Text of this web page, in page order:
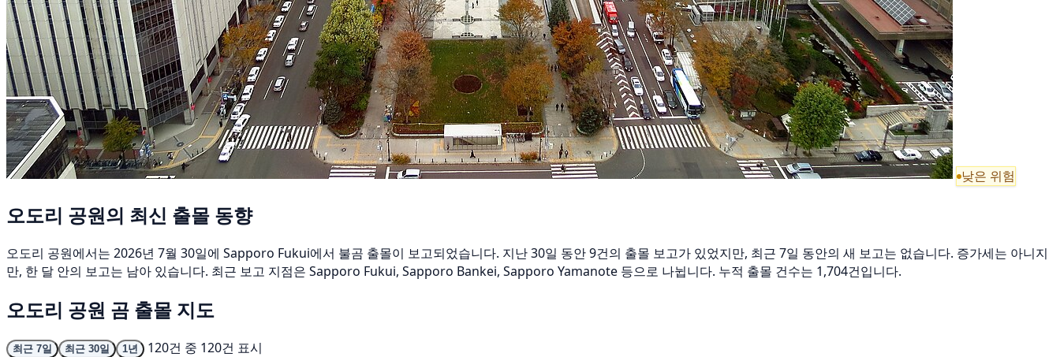
낮은 위험
오도리 공원의 최신 출몰 동향
오도리 공원에서는 2026년 7월 30일에 Sapporo Fukui에서 불곰 출몰이 보고되었습니다. 지난 30일 동안 9건의 출몰 보고가 있었지만, 최근 7일 동안의 새 보고는 없습니다. 증가세는 아니지
만, 한 달 안의 보고는 남아 있습니다. 최근 보고 지점은 Sapporo Fukui, Sapporo Bankei, Sapporo Yamanote 등으로 나뉩니다. 누적 출몰 건수는 1,704건입니다.
오도리 공원 곰 출몰 지도
최근 7일 최근 30일 1년
120건 중 120건 표시